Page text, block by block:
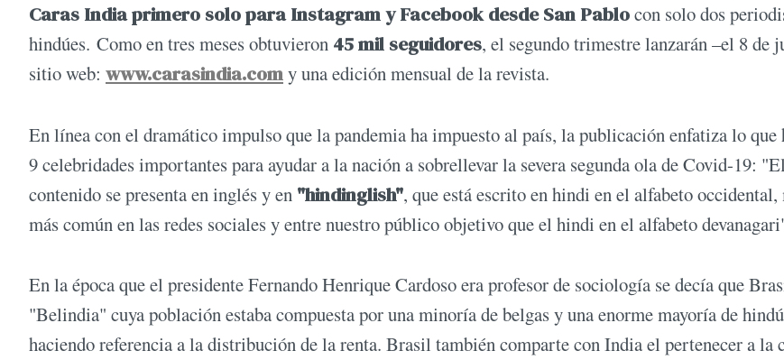
Caras India primero solo para Instagram y Facebook desde San Pablocon solo dos
hindúes. Como en tres meses obtuvieron 45 mil seguidores, el segundo trimestre lanzarán –el 8 de
sitio web: www.carasindia.comy una edición mensual de la revista.
En línea con el dramático impulso que la pandemia ha impuesto al país, la publicación enfatiza lo que
9 celebridades importantes para ayudar a la nación a sobrellevar la severa segunda ola de Covid-19: "El
contenido se presenta en inglés y en "hindinglish", que está escrito en hindi en el alfabeto occidental,
más común en las redes sociales y entre nuestro público objetivo que el hindi en el alfabeto
En la época que el presidente Fernando Henrique Cardoso era profesor de sociología se decía que
"Belindia" cuya población estaba compuesta por una minoría de belgas y una enorme mayoría de
haciendo referencia a la distribución de la renta. Brasil también comparte con India el pertenecer a la